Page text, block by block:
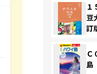
豆
訂
Ｃ
島